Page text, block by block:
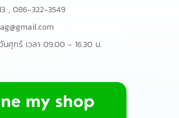
, 086-322-3549
ศุกร์ เวลา 09.00 - 16.30 น.